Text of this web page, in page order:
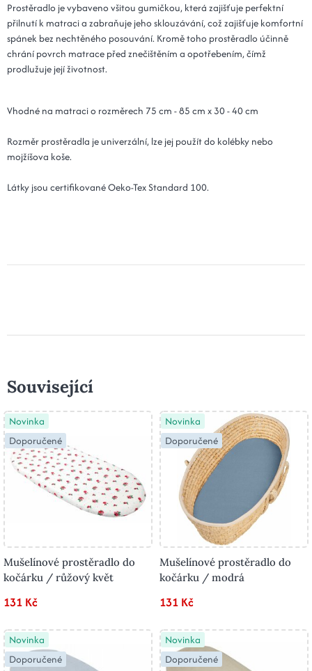
Prostěradlo je vybaveno všitou gumičkou, která zajišťuje perfektní
přilnutí k matraci a zabraňuje jeho sklouzávání, což zajišťuje komfortní
spánek bez nechtěného posouvání. Kromě toho prostěradlo účinně
chrání povrch matrace před znečištěním a opotřebením, čímž
prodlužuje její životnost.
Vhodné na matraci o rozměrech 75 cm - 85 cm x 30 - 40 cm
Rozměr prostěradla je univerzální, lze jej použít do kolébky nebo
mojžíšova koše.
Látky jsou certifikované Oeko-Tex Standard 100.
Související
Novinka
Doporučené
Mušelínové prostěradlo do
kočárku / růžový květ
131 Kč
Novinka
Doporučené
Mušelínové prostěradlo do
kočárku / modrá
131 Kč
Novinka
Doporučené
Novinka
Doporučené